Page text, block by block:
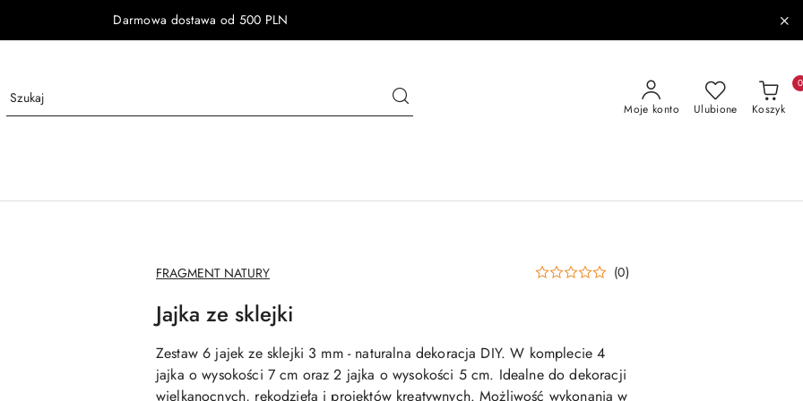
Darmowa dostawa od 500 PLN
Moje konto Ulubione Koszyk
0
NAZWA
PRODUCENTA:
FRAGMENT NATURY (0)
Jajka ze sklejki
Zestaw 6 jajek ze sklejki 3 mm- naturalna dekoracja DIY. W komplecie 4
jajka o wysokości 7 cm oraz 2 jajka o wysokości 5 cm. Idealne do dekoracji
wielkanocnych, rękodzieła i projektów kreatywnych. Możliwość wykonania w